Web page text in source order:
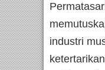
industri